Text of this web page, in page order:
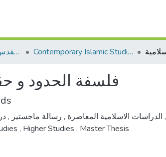
AQU Master Theses الرسائل الجامعية الخاصة بجامعة القدس Contemporary Islamic Studies الدراسات الإسلامية المعاصرة
فلسفة الحدود و
الدراسات الاسلامية المعاصرة , رسالة ماجستير , ,
, Higher Studies , Master Thesis